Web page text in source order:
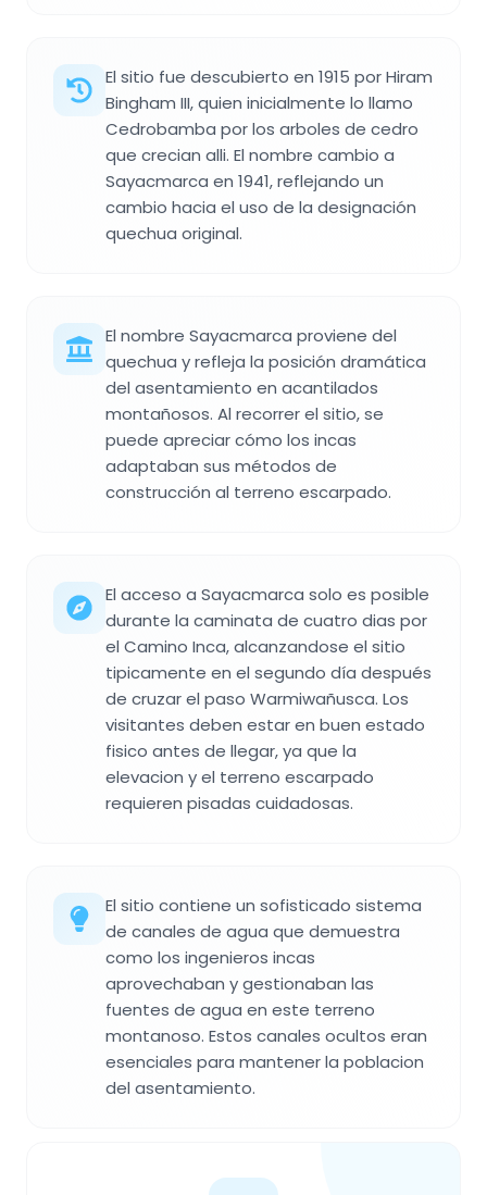
El sitio fue descubierto en 1915 por Hiram
Bingham III, quien inicialmente lo llamo
Cedrobamba por los arboles de cedro
que crecian alli. El nombre cambio a
Sayacmarca en 1941, reflejando un
cambio hacia el uso de la designación
quechua original.
El nombre Sayacmarca proviene del
quechua y refleja la posición dramática
del asentamiento en acantilados
montañosos. Al recorrer el sitio, se
puede apreciar cómo los incas
adaptaban sus métodos de
construcción al terreno escarpado.
El acceso a Sayacmarca solo es posible
durante la caminata de cuatro dias por
el Camino Inca, alcanzandose el sitio
tipicamente en el segundo día después
de cruzar el paso Warmiwañusca. Los
visitantes deben estar en buen estado
fisico antes de llegar, ya que la
elevacion y el terreno escarpado
requieren pisadas cuidadosas.
El sitio contiene un sofisticado sistema
de canales de agua que demuestra
como los ingenieros incas
aprovechaban y gestionaban las
fuentes de agua en este terreno
montanoso. Estos canales ocultos eran
esenciales para mantener la poblacion
del asentamiento.